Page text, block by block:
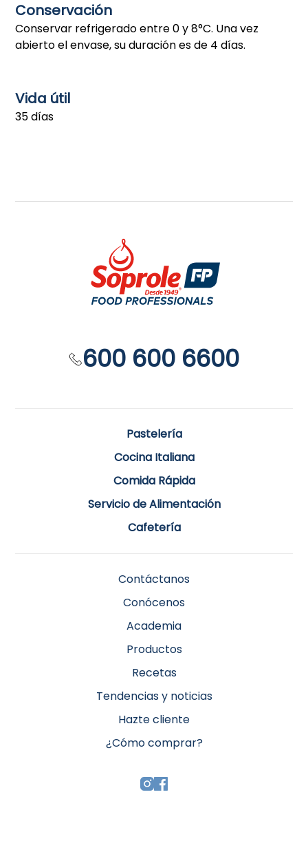
Conservación
Conservar refrigerado entre 0 y 8°C. Una vez
abierto el envase, su duración es de 4 días.
Vida útil
35 días
600 600 6600
Pastelería
Cocina Italiana
Comida Rápida
Servicio de Alimentación
Cafetería
Contáctanos
Conócenos
Academia
Productos
Recetas
Tendencias y noticias
Hazte cliente
¿Cómo comprar?